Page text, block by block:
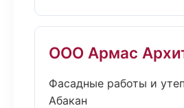
ООО Армас
Фасадные работы и
Абакан